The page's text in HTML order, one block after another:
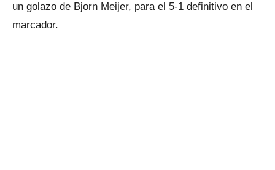
un golazo de Bjorn Meijer, para el 5-1 definitivo en el
marcador.